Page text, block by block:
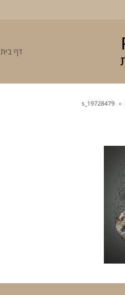
דף בית
»
19728479_s